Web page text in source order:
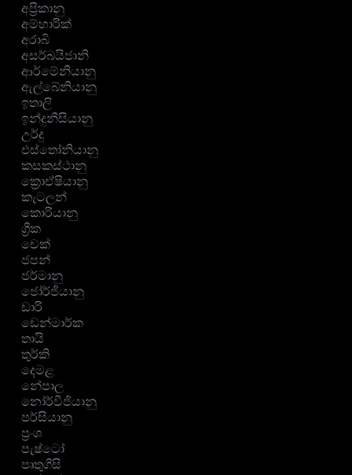
අප්‍රිකානු
අම්හාරික්
අරාබි
අසර්බයිජානි
ආර්මේනියානු
ඇල්බේනියානු
ඉතාලි
ඉන්දුනීසියානු
උර්දු
එස්තෝනියානු
කසකස්ථානු
ක්‍රොඒෂියානු
කැටලන්
කොරියානු
ග්‍රීක
චෙක්
ජපන්
ජර්මානු
ජෝර්ජියානු
ඩාරි
ඩෙන්මාර්ක
තායි
තුර්කි
දෙමළ
නේපාල
නෝර්වීජියානු
පර්සියානු
ප්‍රංශ
පැෂ්ටෝ
පෘතුගීසි